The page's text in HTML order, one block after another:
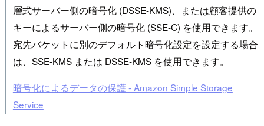
層式サーバー側の暗号化 (DSSE-KMS)、または顧客提供の
キーによるサーバー側の暗号化 (SSE-C) を使用できます。
宛先バケットに別のデフォルト暗号化設定を設定する場合
は、SSE-KMS または DSSE-KMS を使用できます。
暗号化によるデータの保護 - Amazon Simple Storage
Service